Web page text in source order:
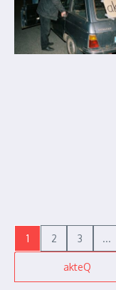
1 2 3 ...
akteQ